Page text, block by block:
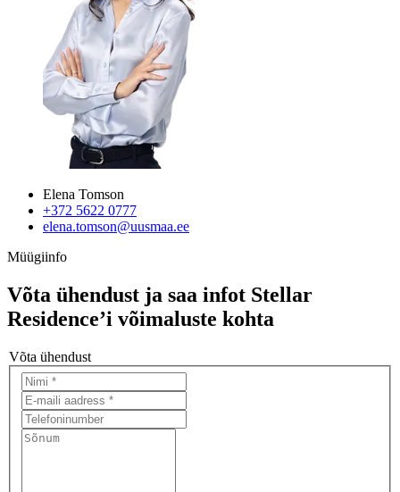
Elena Tomson
+372 5622 0777
elena.tomson@uusmaa.ee
Müügiinfo
Võta ühendust ja saa infot Stellar
Residence’i võimaluste kohta
Võta ühendust